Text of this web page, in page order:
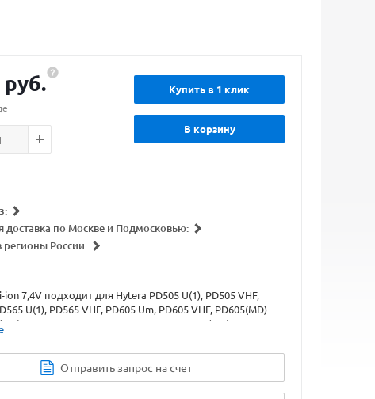
руб. Купить в 1 клик
В корзину
доставка по Москве и Подмосковью:
регионы России:
ion 7,4V подходит для Hytera PD505 U(1), PD505 VHF,
U(1), PD565 VHF, PD605 Um, PD605 VHF, PD605(MD)
VHF, PD605G Um, PD605G VHF, PD605G(MD) Um,
VHF, PD665 Um, PD665 VHF, PD665(MD) Um, PD665(MD)
Um, PD665G VHF, PD665G(MD) Um, PD665G(MD) VHF,
PD685 VHF, PD685(MD) Um, PD685(MD) VHF, PD685G Um,
PD685G(MD) Um, PD685G(MD) VHF
Отправить запрос на счет